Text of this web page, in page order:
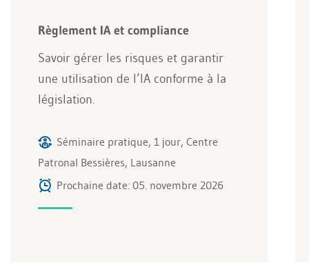
Règlement IA et compliance
Savoir gérer les risques et garantir
une utilisation de l’IA conforme à la
législation.
Séminaire pratique, 1 jour, Centre
Patronal Bessières, Lausanne
Prochaine date: 05. novembre 2026